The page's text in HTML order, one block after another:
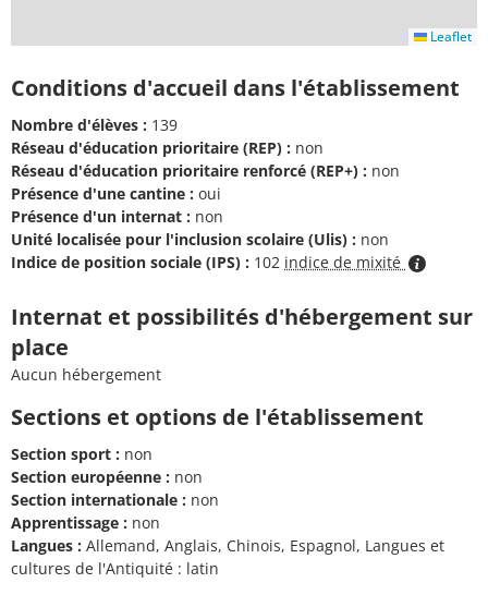
Leaflet
Conditions d'accueil dans l'établissement
Nombre d'élèves : 139
Réseau d'éducation prioritaire (REP) : non
Réseau d'éducation prioritaire renforcé (REP+) : non
Présence d'une cantine : oui
Présence d'un internat : non
Unité localisée pour l'inclusion scolaire (Ulis) : non
Indice de position sociale (IPS) : 102 indice de mixité
Internat et possibilités d'hébergement sur
place
Aucun hébergement
Sections et options de l'établissement
Section sport : non
Section européenne : non
Section internationale : non
Apprentissage : non
Langues : Allemand, Anglais, Chinois, Espagnol, Langues et
cultures de l'Antiquité : latin